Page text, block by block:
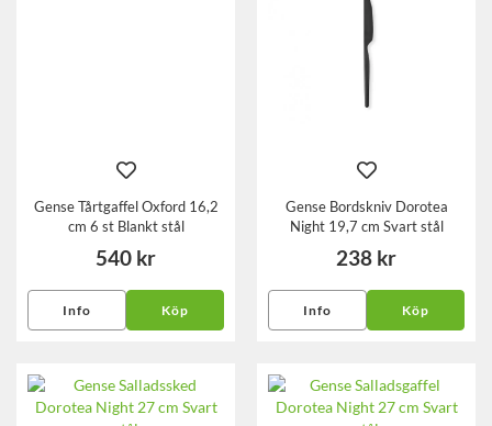
Gense Tårtgaffel Oxford 16,2
cm 6 st Blankt stål
540 kr
Info Köp
Gense Bordskniv Dorotea
Night 19,7 cm Svart stål
238 kr
Info Köp